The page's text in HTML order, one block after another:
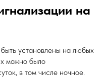
на
установлены на любых
можно было
в том числе ночное.